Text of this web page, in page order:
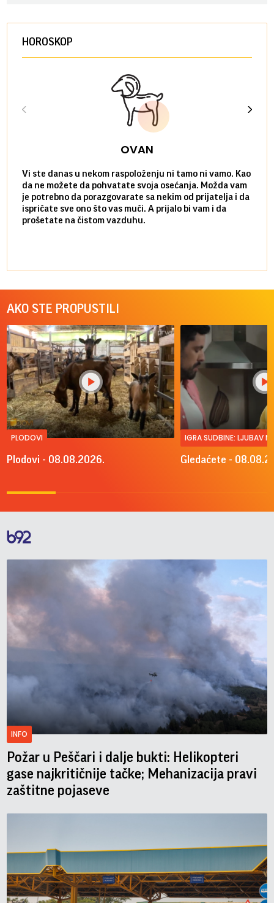
HOROSKOP
OVAN
Vi ste danas u nekom raspoloženju ni tamo ni vamo. Kao
da ne možete da pohvatate svoja osećanja. Možda vam
je potrebno da porazgovarate sa nekim od prijatelja i da
ispričate sve ono što vas muči. A prijalo bi vam i da
prošetate na čistom vazduhu.
AKO STE PROPUSTILI
PLODOVI
Plodovi - 08.08.2026.
IGRA SUDBINE: LJUBAV
Gledaćete -
INFO
Požar u Peščari i dalje bukti: Helikopteri
gase najkritičnije tačke; Mehanizacija pravi
zaštitne pojaseve